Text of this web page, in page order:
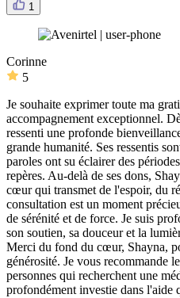
1
Corinne
5
Je souhaite exprimer toute ma
accompagnement exceptionnel.
ressenti une profonde
grande humanité. Ses ressentis
paroles ont su éclairer des
repères. Au-delà de ses dons,
cœur qui transmet de l'espoir, du
consultation est un moment
de sérénité et de force. Je suis
son soutien, sa douceur et la
Merci du fond du cœur, Shayna,
générosité. Je vous recommande
personnes qui recherchent une
profondément investie dans l'aide